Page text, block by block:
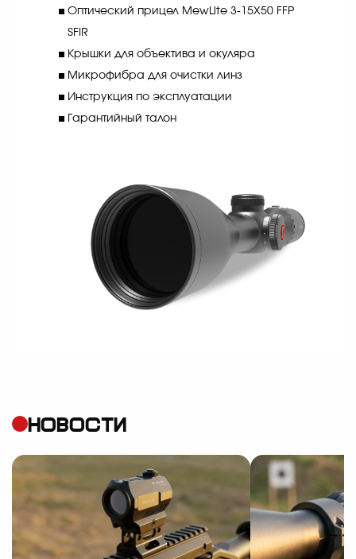
Оптический прицел MewLite 3-15X50 FFP
SFIR
Крышки для объектива и окуляра
Микрофибра для очистки линз
Инструкция по эксплуатации
Гарантийный талон
НОВОСТИ